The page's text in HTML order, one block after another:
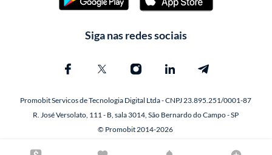
Siga nas redes sociais
Promobit Servicos de Tecnologia Digital Ltda - CNPJ 23.895.251/0001-87
R. José Versolato, 111 - B, sala 3014, São Bernardo do Campo - SP
© Promobit 2014-2026